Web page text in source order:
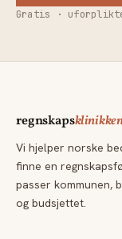
Gratis ·
regnskaps
Vi hjelper norske
finne en
passer kommunen,
og budsjettet.